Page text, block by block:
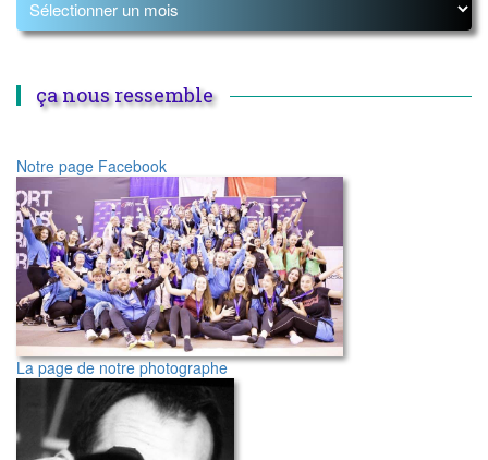
ça nous ressemble
Notre page Facebook
La page de notre photographe